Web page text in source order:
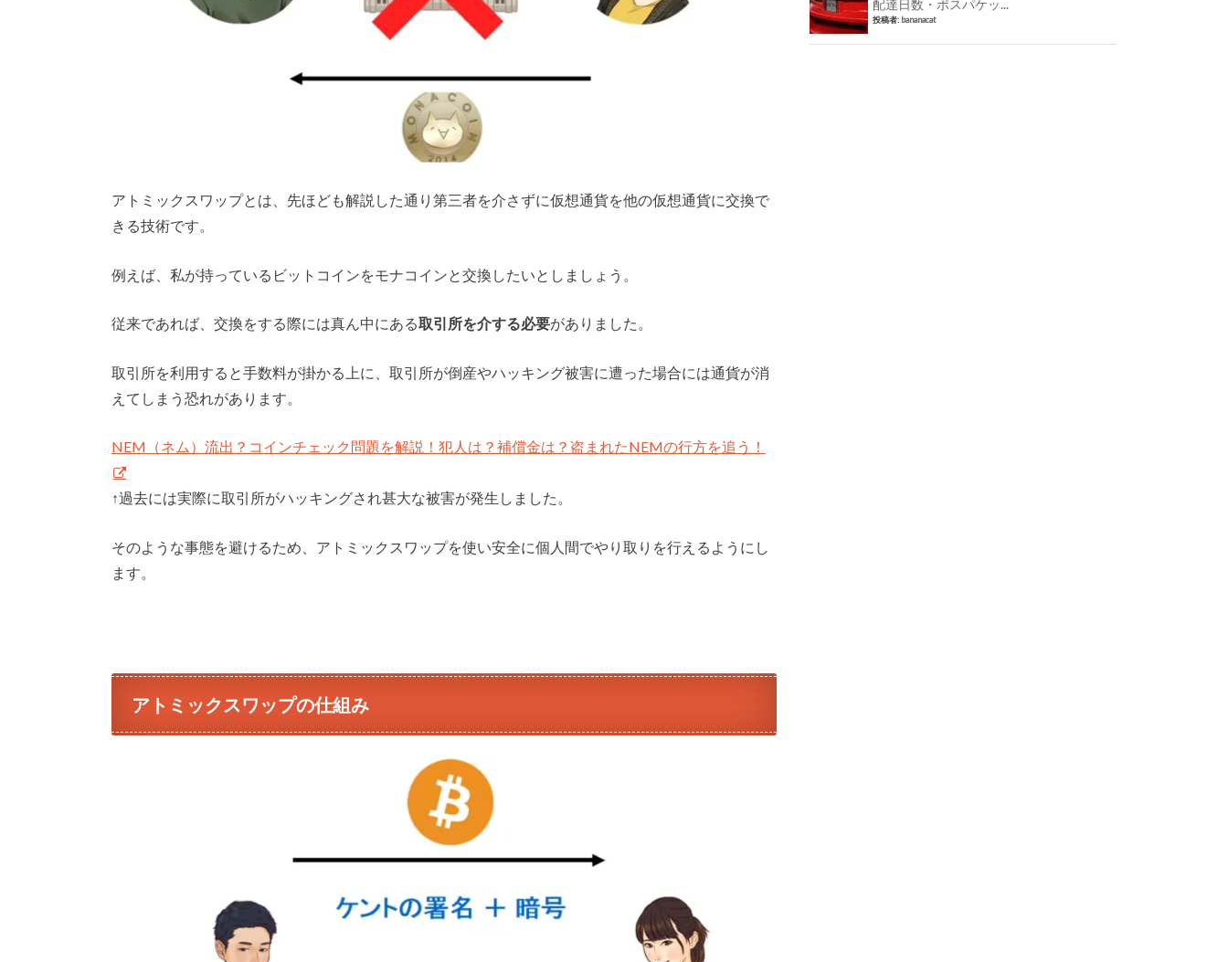
アトミックスワップとは、先ほども解説した通り第三者を介さずに仮想通貨を他の仮想通貨に交換で
きる技術です。
例えば、私が持っているビットコインをモナコインと交換したいとしましょう。
従来であれば、交換をする際には真ん中にある取引所を介する必要がありました。
取引所を利用すると手数料が掛かる上に、取引所が倒産やハッキング被害に遭った場合には通貨が消
えてしまう恐れがあります。
NEM（ネム）流出？コインチェック問題を解説！犯人は？補償金は？盗まれたNEMの行方を追う！
↑過去には実際に取引所がハッキングされ甚大な被害が発生しました。
そのような事態を避けるため、アトミックスワップを使い安全に個人間でやり取りを行えるようにし
ます。
アトミックスワップの仕組み
配達日数・ポスパケッ...
投稿者: bananacat